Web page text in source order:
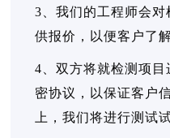
3、我们的工程师会
供报价，以便客户了
4、双方将就检测项
密协议，以保证客户
上，我们将进行测试